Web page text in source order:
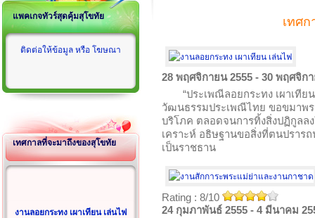
แพคเกจทัวร์สุดคุ้มสุโขทัย
ติดต่อให้ข้อมูล หรือ โฆษณา
เทศกาลที่จะมาถึงของสุโขทัย
งานลอยกระทง เผาเทียน เล่นไฟ
เทศ
28 พฤศจิกายน 2555 - 30 พฤศจิก
“ประเพณีลอยกระทง เผาเที
วัฒนธรรมประเพณีไทย ขอขมาพ
บริโภค ตลอดจนการทิ้งสิ่งปฏิกูลล
เคราะห์ อธิษฐานขอสิ่งที่ตนปรา
เป็นราชธาน
Rating : 8/10
24 กุมภาพันธ์ 2555 - 4 มีนาคม